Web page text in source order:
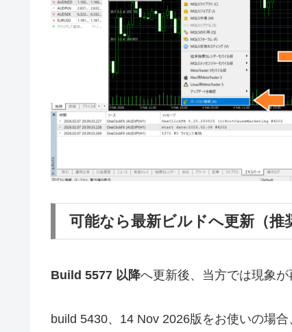
可能なら最新ビルドへ更新（推
Build 5577 以降へ更新後、当方では現象が
build 5430、14 Nov 2026版をお使いの場合